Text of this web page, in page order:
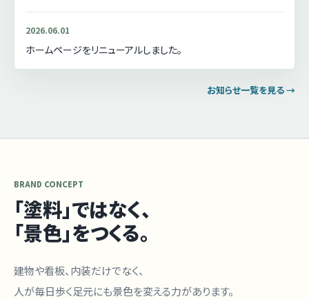
2026.06.01
ホームページをリニューアルしました。
お知らせ一覧を見る →
BRAND CONCEPT
「塗料」ではなく、
「景色」をつくる。
建物や看板、内装だけでなく、
人が毎日歩く足元にも景色を変える力があります。